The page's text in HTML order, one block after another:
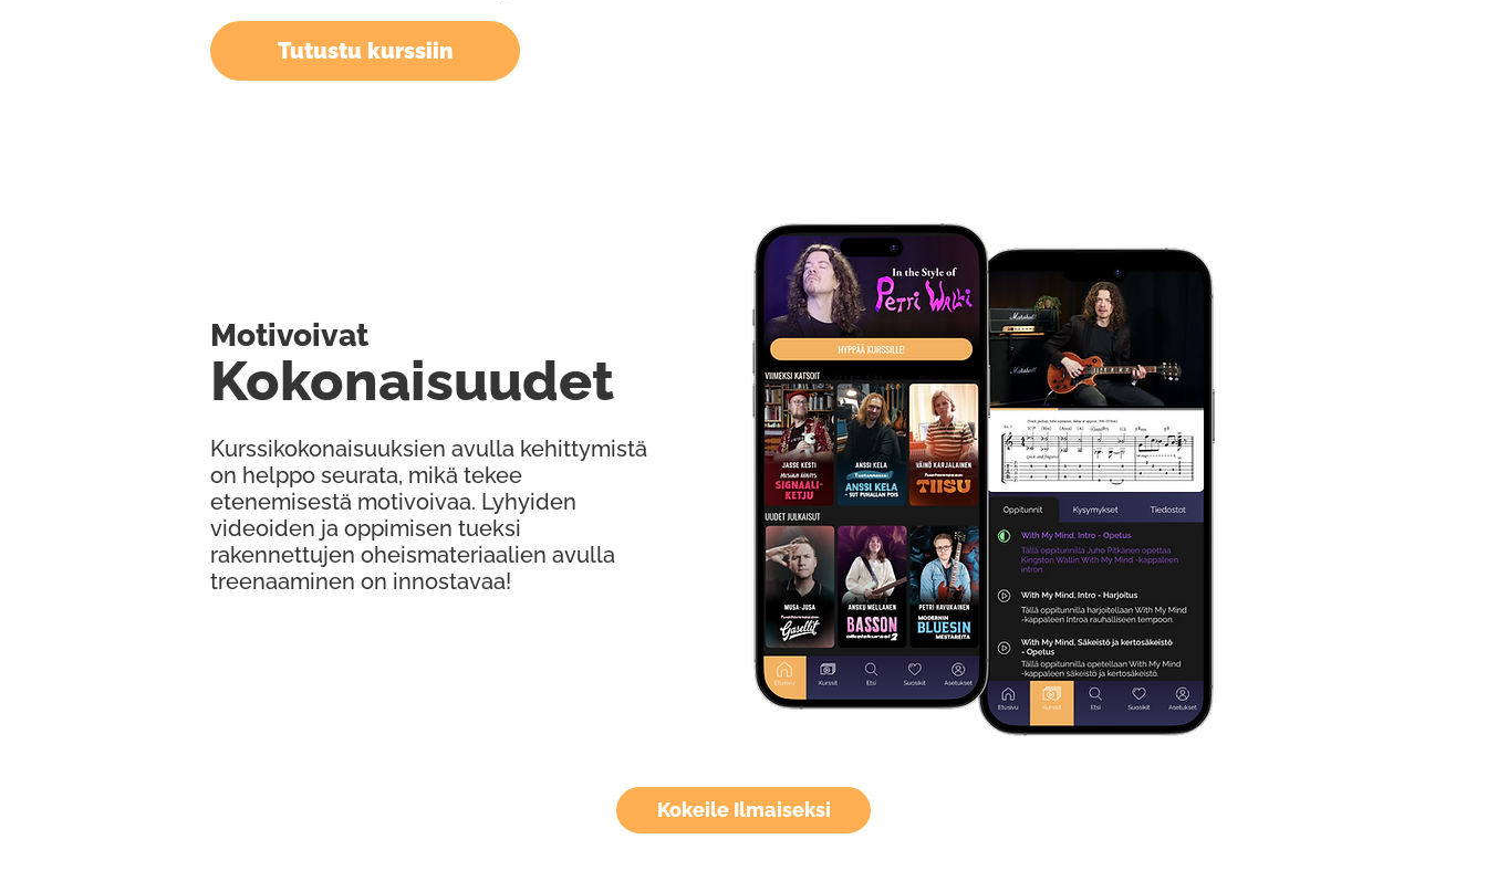
Kokeile Ilmaiseksi
Tutustu kurssiin
Kurssikokonaisuuksien avulla kehittymistä
on helppo seurata, mikä tekee
etenemisestä motivoivaa. Lyhyiden
videoiden ja oppimisen tueksi
rakennettujen oheismateriaalien avulla
treenaaminen on innostavaa!
Kokonaisuudet
Motivoivat